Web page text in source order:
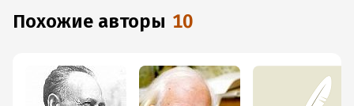
Похожие авторы 10